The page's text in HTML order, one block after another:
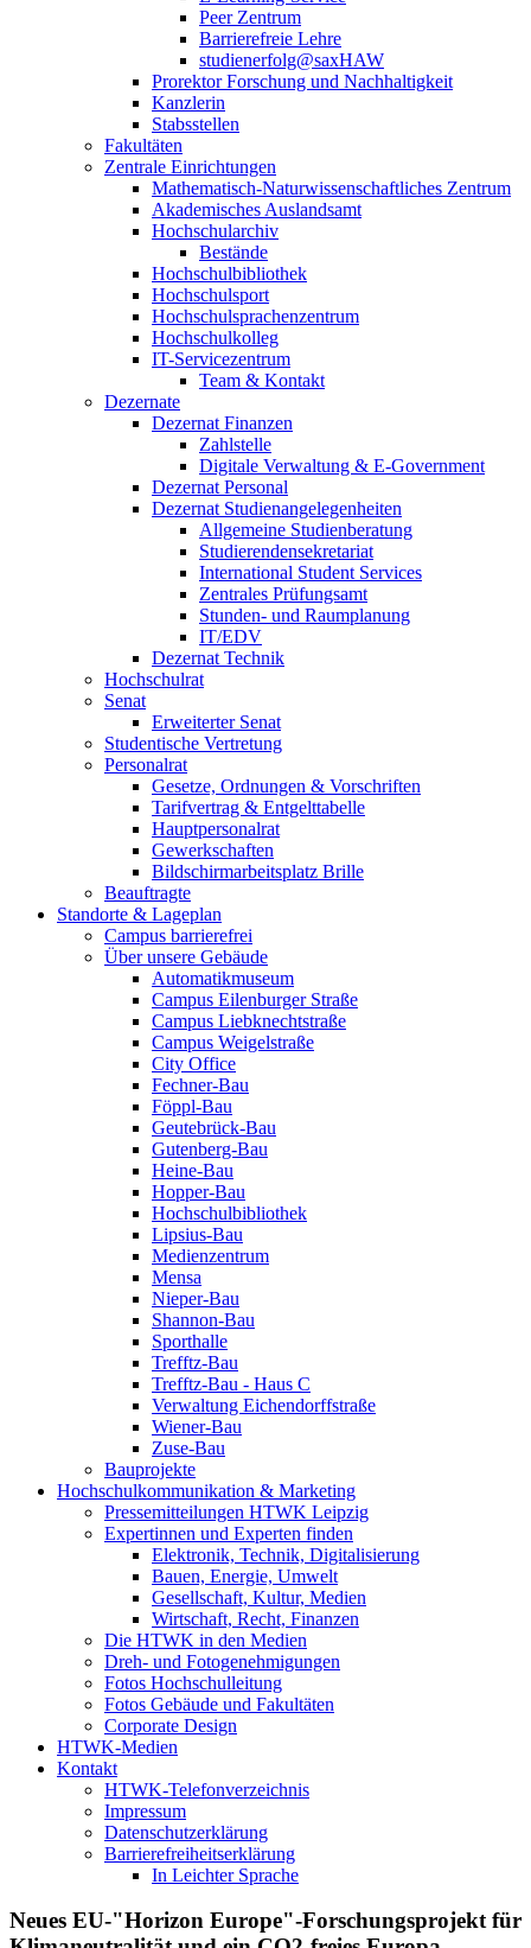
Peer Zentrum
Barrierefreie Lehre
studienerfolg@saxHAW
Prorektor Forschung und Nachhaltigkeit
Kanzlerin
Stabsstellen
Fakultäten
Zentrale Einrichtungen
Mathematisch-Naturwissenschaftliches Zentrum
Akademisches Auslandsamt
Hochschularchiv
Bestände
Hochschulbibliothek
Hochschulsport
Hochschulsprachenzentrum
Hochschulkolleg
IT-Servicezentrum
Team & Kontakt
Dezernate
Dezernat Finanzen
Zahlstelle
Digitale Verwaltung & E-Government
Dezernat Personal
Dezernat Studienangelegenheiten
Allgemeine Studienberatung
Studierendensekretariat
International Student Services
Zentrales Prüfungsamt
Stunden- und Raumplanung
IT/EDV
Dezernat Technik
Hochschulrat
Senat
Erweiterter Senat
Studentische Vertretung
Personalrat
Gesetze, Ordnungen & Vorschriften
Tarifvertrag & Entgelttabelle
Hauptpersonalrat
Gewerkschaften
Bildschirmarbeitsplatz Brille
Beauftragte
Standorte & Lageplan
Campus barrierefrei
Über unsere Gebäude
Automatikmuseum
Campus Eilenburger Straße
Campus Liebknechtstraße
Campus Weigelstraße
City Office
Fechner-Bau
Föppl-Bau
Geutebrück-Bau
Gutenberg-Bau
Heine-Bau
Hopper-Bau
Hochschulbibliothek
Lipsius-Bau
Medienzentrum
Mensa
Nieper-Bau
Shannon-Bau
Sporthalle
Trefftz-Bau
Trefftz-Bau - Haus C
Verwaltung Eichendorffstraße
Wiener-Bau
Zuse-Bau
Bauprojekte
Hochschulkommunikation & Marketing
Pressemitteilungen HTWK Leipzig
Expertinnen und Experten finden
Elektronik, Technik, Digitalisierung
Bauen, Energie, Umwelt
Gesellschaft, Kultur, Medien
Wirtschaft, Recht, Finanzen
Die HTWK in den Medien
Dreh- und Fotogenehmigungen
Fotos Hochschulleitung
Fotos Gebäude und Fakultäten
Corporate Design
HTWK-Medien
Kontakt
HTWK-Telefonverzeichnis
Impressum
Datenschutzerklärung
Barrierefreiheitserklärung
In Leichter Sprache
Neues EU-"Horizon Europe"-Forschungsprojekt für